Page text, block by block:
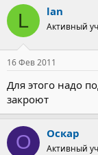
р
е
м
ы
н
а
ч
L lan
Активный
16 Фев 2011
Для этого надо
закроют
О Оскар
Активный